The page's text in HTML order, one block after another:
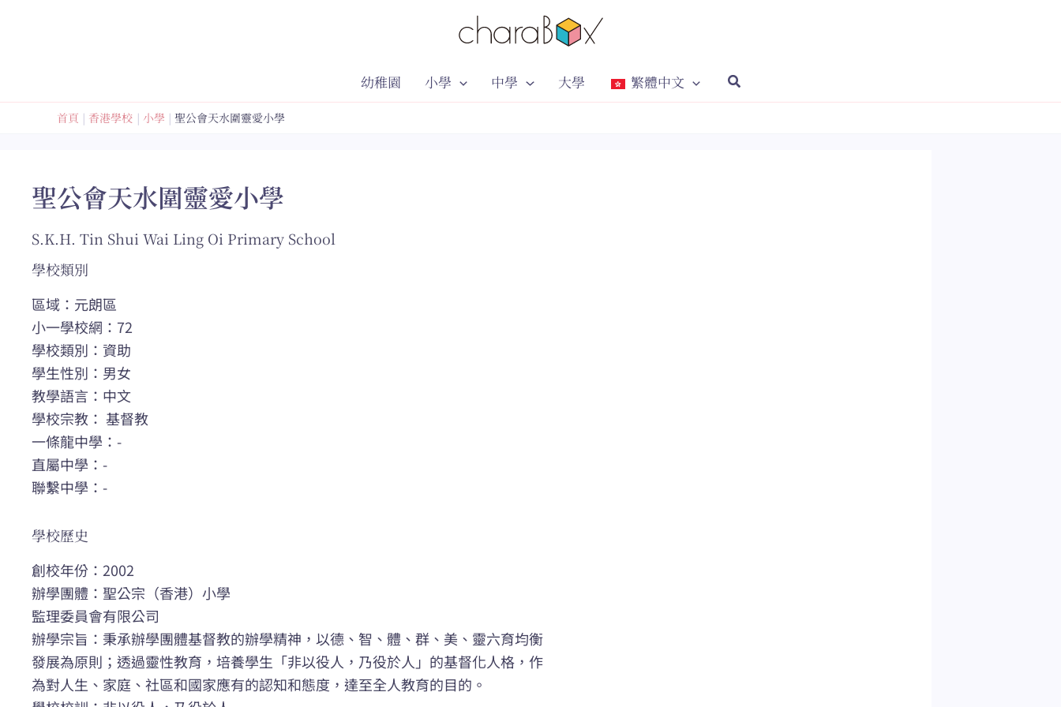
幼稚園 小學 中學 大學 繁體中文
首頁 香港學校 小學 聖公會天水圍靈愛小學
聖公會天水圍靈愛小學
S.K.H. Tin Shui Wai Ling Oi Primary School
學校類別
區域：元朗區
小一學校網：72
學校類別：資助
學生性別：男女
教學語言：中文
學校宗教： 基督教
一條龍中學：-
直屬中學：-
聯繫中學：-
學校歷史
創校年份：2002
辦學團體：聖公宗（香港）小學
監理委員會有限公司
辦學宗旨：秉承辦學團體基督教的辦學精神，以德、智、體、群、美、靈六育均衡
發展為原則；透過靈性教育，培養學生「非以役人，乃役於人」的基督化人格，作
為對人生、家庭、社區和國家應有的認知和態度，達至全人教育的目的。